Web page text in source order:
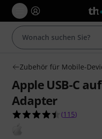
Zubehör für Mobile-
Apple USB-C
Adapter
4.5 von 5
(115)